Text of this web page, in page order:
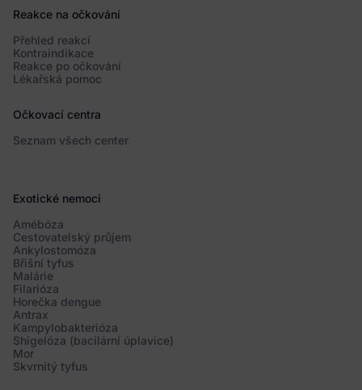
Reakce na očkování
Přehled reakcí
Kontraindikace
Reakce po očkování
Lékařská pomoc
Očkovací centra
Seznam všech center
Exotické nemoci
Amébóza
Cestovatelský průjem
Ankylostomóza
Břišní tyfus
Malárie
Filarióza
Horečka dengue
Antrax
Kampylobakterióza
Shigelóza (bacilární úplavice)
Mor
Skvrnitý tyfus